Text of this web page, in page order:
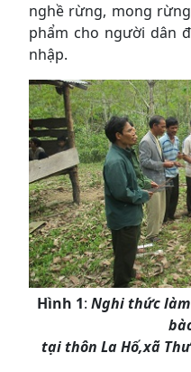
nghề rừng, mong
phẩm cho người dân
nhập.
Hình 1: Nghi thức
tại thôn La Hố,xã